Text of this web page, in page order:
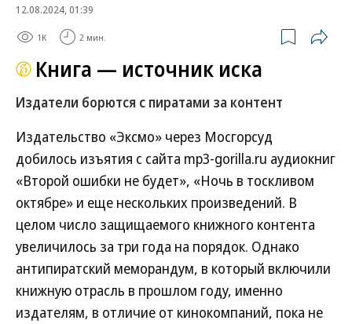
12.08.2024, 01:39
1K 2 мин.
Книга — источник иска
Издатели борются с пиратами за контент
Издательство «Эксмо» через Мосгорсуд
добилось изъятия с сайта mp3-gorilla.ru аудиокниг
«Второй ошибки не будет», «Ночь в тоскливом
октябре» и еще нескольких произведений. В
целом число защищаемого книжного контента
увеличилось за три года на порядок. Однако
антипиратский меморандум, в который включили
книжную отрасль в прошлом году, именно
издателям, в отличие от кинокомпаний, пока не